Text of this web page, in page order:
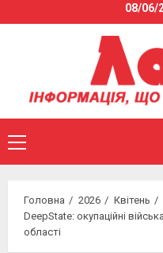
to
08/06/
Primary
Menu
Головна 2026 Квітень
DeepState: окупаційні
області